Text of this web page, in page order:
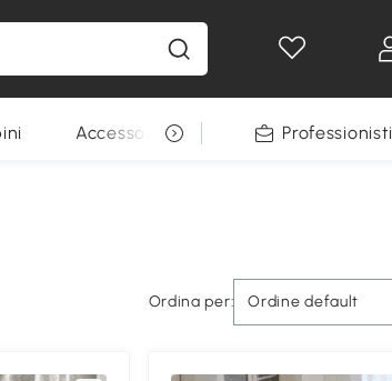
Accessori per animali Professionisti
Ordina per: Ordine default